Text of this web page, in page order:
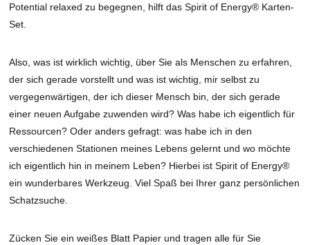
Potential relaxed zu begegnen, hilft das Spirit of Energy® Karten-
Set.
Also, was ist wirklich wichtig, über Sie als Menschen zu erfahren,
der sich gerade vorstellt und was ist wichtig, mir selbst zu
vergegenwärtigen, der ich dieser Mensch bin, der sich gerade
einer neuen Aufgabe zuwenden wird? Was habe ich eigentlich für
Ressourcen? Oder anders gefragt: was habe ich in den
verschiedenen Stationen meines Lebens gelernt und wo möchte
ich eigentlich hin in meinem Leben? Hierbei ist Spirit of Energy®
ein wunderbares Werkzeug. Viel Spaß bei Ihrer ganz persönlichen
Schatzsuche.
Zücken Sie ein weißes Blatt Papier und tragen alle für Sie